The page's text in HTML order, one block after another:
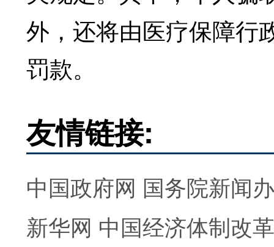
外，还将由医疗保障行
罚款。
友情链接:
中国政府网 国务院新闻
新华网 中国经济体制改